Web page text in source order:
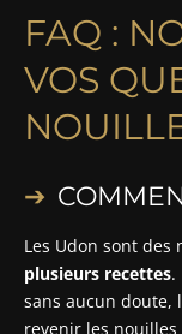
FAQ :
VOS
Les Udon sont
plusieurs recettes.
sans aucun doute,
revenir les nouilles